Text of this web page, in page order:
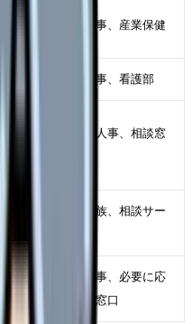
師長、人事、産業保健
因 師長、人事、看護部
主治医、人事、相談窓
自分、家族、相談サー
時
職場、人事、必要に応
じて外部窓口